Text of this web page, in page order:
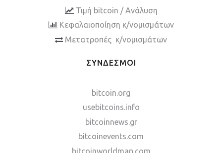
Τιμή bitcoin / Ανάλυση
Κεφαλαιοποίηση κ/νομισμάτων
Μετατροπές κ/νομισμάτων
ΣΥΝΔΕΣΜΟΙ
bitcoin.org
usebitcoins.info
bitcoinnews.gr
bitcoinevents.com
bitcoinworldmap.com